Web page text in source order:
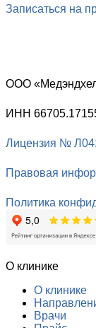
Записаться на
ООО
ИНН
Лицензия №
Правовая
Политика
О клинике
О клинике
Врачи